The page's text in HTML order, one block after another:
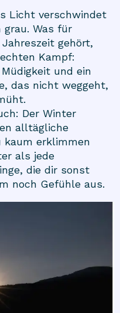
Licht verschwindet
Was für
gehört,
Kampf:
und ein
das nicht weggeht,
Der Winter
alltägliche
kaum erklimmen
als jede
die dir sonst
noch Gefühle aus.